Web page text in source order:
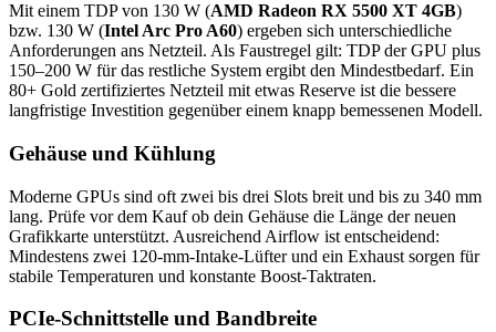
Mit einem TDP von 130 W (AMD Radeon RX 5500 XT 4GB)
bzw. 130 W (Intel Arc Pro A60) ergeben sich unterschiedliche
Anforderungen ans Netzteil. Als Faustregel gilt: TDP der GPU plus
150–200 W für das restliche System ergibt den Mindestbedarf. Ein
80+ Gold zertifiziertes Netzteil mit etwas Reserve ist die bessere
langfristige Investition gegenüber einem knapp bemessenen Modell.
Gehäuse und Kühlung
Moderne GPUs sind oft zwei bis drei Slots breit und bis zu 340 mm
lang. Prüfe vor dem Kauf ob dein Gehäuse die Länge der neuen
Grafikkarte unterstützt. Ausreichend Airflow ist entscheidend:
Mindestens zwei 120-mm-Intake-Lüfter und ein Exhaust sorgen für
stabile Temperaturen und konstante Boost-Taktraten.
PCIe-Schnittstelle und Bandbreite